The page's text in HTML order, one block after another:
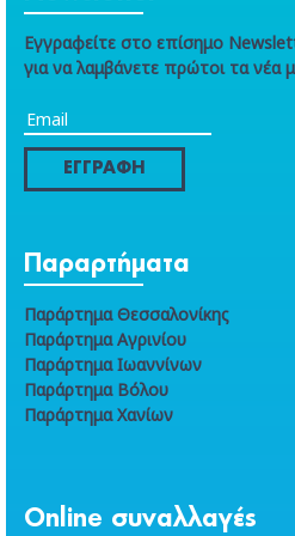
Εγγραφείτε στο επίσημο
για να λαμβάνετε πρώτοι τα νέα
ΕΓΓΡΑΦΗ
Παραρτήματα
Παράρτημα Θεσσαλονίκης
Παράρτημα Αγρινίου
Παράρτημα Ιωαννίνων
Παράρτημα Βόλου
Παράρτημα Χανίων
Online συναλλαγές